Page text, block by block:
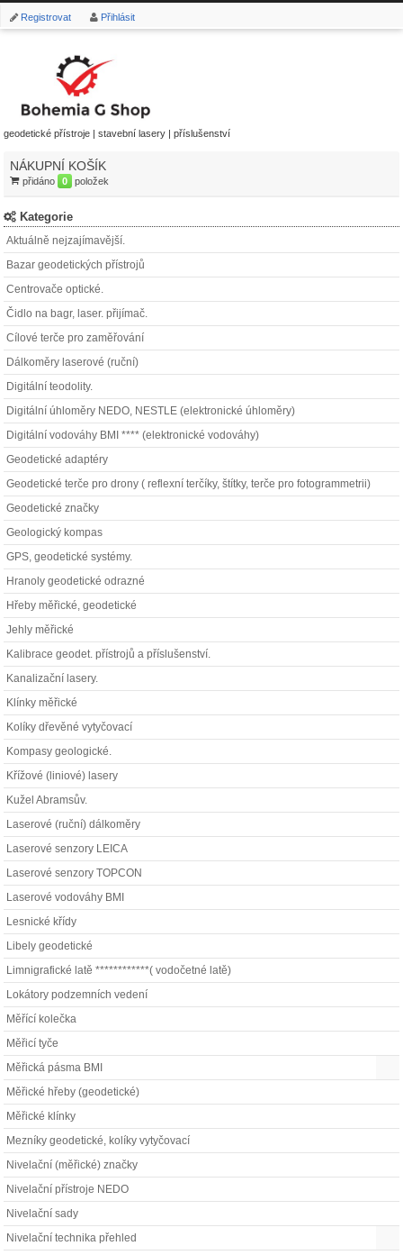
Registrovat Přihlásit
geodetické přístroje | stavební lasery | příslušenství
NÁKUPNÍ KOŠÍK
přidáno 0 položek
Kategorie
Aktuálně nejzajímavější.
Bazar geodetických přístrojů
Centrovače optické.
Čidlo na bagr, laser. přijímač.
Cílové terče pro zaměřování
Dálkoměry laserové (ruční)
Digitální teodolity.
Digitální úhloměry NEDO, NESTLE (elektronické úhloměry)
Digitální vodováhy BMI **** (elektronické vodováhy)
Geodetické adaptéry
Geodetické terče pro drony ( reflexní terčíky, štítky, terče pro fotogrammetrii)
Geodetické značky
Geologický kompas
GPS, geodetické systémy.
Hranoly geodetické odrazné
Hřeby měřické, geodetické
Jehly měřické
Kalibrace geodet. přístrojů a příslušenství.
Kanalizační lasery.
Klínky měřické
Kolíky dřevěné vytyčovací
Kompasy geologické.
Křížové (liniové) lasery
Kužel Abramsův.
Laserové (ruční) dálkoměry
Laserové senzory LEICA
Laserové senzory TOPCON
Laserové vodováhy BMI
Lesnické křídy
Libely geodetické
Limnigrafické latě ************( vodočetné latě)
Lokátory podzemních vedení
Měřící kolečka
Měřicí tyče
Měřická pásma BMI
Měřické hřeby (geodetické)
Měřické klínky
Mezníky geodetické, kolíky vytyčovací
Nivelační (měřické) značky
Nivelační přístroje NEDO
Nivelační sady
Nivelační technika přehled